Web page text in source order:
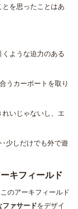
を思ったことはあ
くような迫力のある
うカーポートを取り
れいじゃないし、エ
･少しだけでも外で遊
キフィールド
のアーキフィールド
ファサードをデザイ